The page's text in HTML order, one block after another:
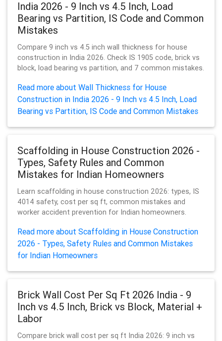
India 2026 - 9 Inch vs 4.5 Inch, Load
Bearing vs Partition, IS Code and Common
Mistakes
Compare 9 inch vs 4.5 inch wall thickness for house
construction in India 2026. Check IS 1905 code, brick vs
block, load bearing vs partition, and 7 common mistakes.
Read more about Wall Thickness for House
Construction in India 2026 - 9 Inch vs 4.5 Inch, Load
Bearing vs Partition, IS Code and Common Mistakes
Scaffolding in House Construction 2026 -
Types, Safety Rules and Common
Mistakes for Indian Homeowners
Learn scaffolding in house construction 2026: types, IS
4014 safety, cost per sq ft, common mistakes and
worker accident prevention for Indian homeowners.
Read more about Scaffolding in House Construction
2026 - Types, Safety Rules and Common Mistakes
for Indian Homeowners
Brick Wall Cost Per Sq Ft 2026 India - 9
Inch vs 4.5 Inch, Brick vs Block, Material +
Labor
Compare brick wall cost per sq ft India 2026: 9 inch vs